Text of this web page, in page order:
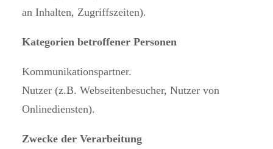
an Inhalten, Zugriffszeiten).
Kategorien betroffener Personen
Kommunikationspartner.
Nutzer (z.B. Webseitenbesucher, Nutzer von
Onlinediensten).
Zwecke der Verarbeitung